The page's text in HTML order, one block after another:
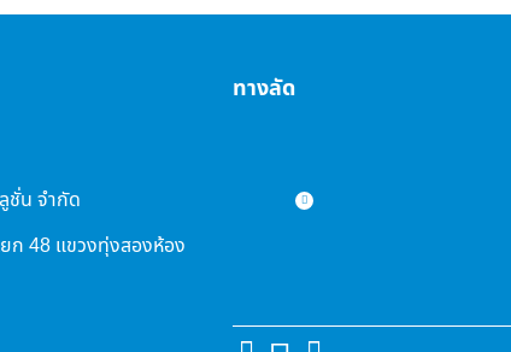
ชั่น จำกัด
ก 48 แขวงทุ่งสองห้อง
ทางลัด